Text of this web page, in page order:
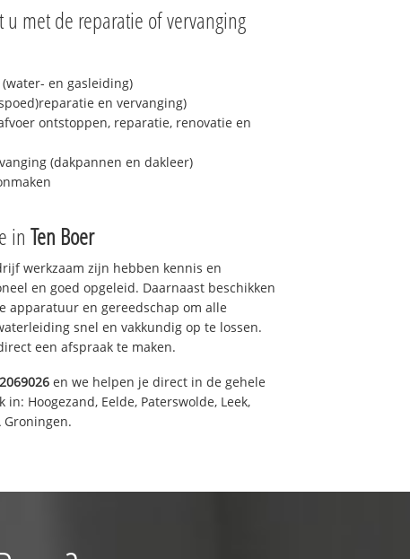
met de reparatie of vervanging
en gasleiding)
en vervanging)
ontstoppen, reparatie, renovatie en
(dakpannen en dakleer)
in Ten Boer
werkzaam zijn hebben kennis en
en goed opgeleid. Daarnaast beschikken
apparatuur en gereedschap om alle
snel en vakkundig op te lossen.
een afspraak te maken.
en we helpen je direct in de gehele
Hoogezand, Eelde, Paterswolde, Leek,
Groningen.